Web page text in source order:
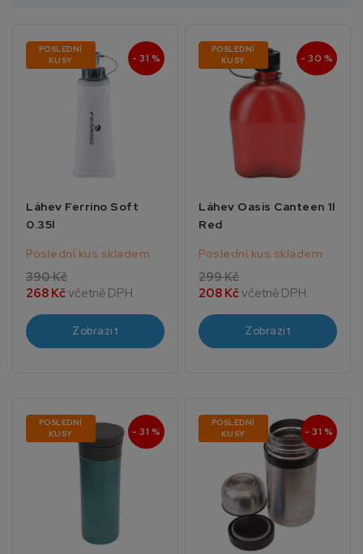
POSLEDNÍ
KUSY
- 31 %
Láhev Ferrino Soft
0.35l
Poslední kus skladem
390 Kč
268 Kčvčetně DPH
Zobrazit
POSLEDNÍ
KUSY
- 30 %
Láhev Oasis Canteen 1l
Red
Poslední kus skladem
299 Kč
208 Kčvčetně DPH
Zobrazit
POSLEDNÍ
KUSY
- 31 %
POSLEDNÍ
KUSY
- 31 %